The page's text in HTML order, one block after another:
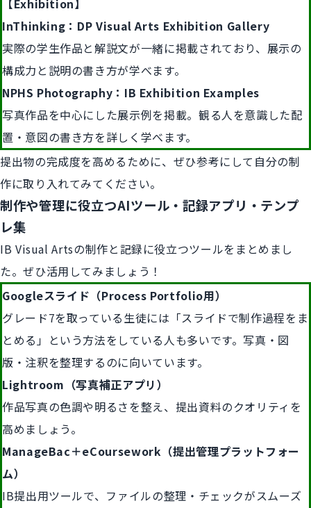
InThinking：DP Visual Arts Exhibition Gallery
実際の学生作品と解説文が一緒に掲載されており、展示の
構成力と説明の書き方が学べます。
NPHS Photography：IB Exhibition Examples
写真作品を中心にした展示例を掲載。観る人を意識した配
置・意図の書き方を詳しく学べます。
提出物の完成度を高めるために、ぜひ参考にして自分の制
作に取り入れてみてください。
制作や管理に役立つAIツール・記録アプリ・テンプ
レ集
IB Visual Artsの制作と記録に役立つツールをまとめまし
た。ぜひ活用してみましょう！
Googleスライド（Process Portfolio用）
グレード7を取っている生徒には「スライドで制作過程をま
とめる」という方法をしている人も多いです。写真・図
版・注釈を整理するのに向いています。
Lightroom（写真補正アプリ）
作品写真の色調や明るさを整え、提出資料のクオリティを
高めましょう。
ManageBac＋eCoursework（提出管理プラットフォー
ム）
IB提出用ツールで、ファイルの整理・チェックがスムーズ